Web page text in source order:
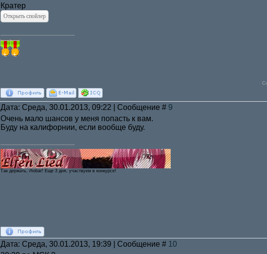
Кратер
Дата: Среда, 30.01.2013, 09:22 | Сообщение # 9
Очень мало шансов у меня попасть к вам.
Буду на калифорнии, если вообще буду.
Так держать, rhobar! Eще 3 дня, участвуем в конкурсе!
Дата: Среда, 30.01.2013, 19:39 | Сообщение # 10